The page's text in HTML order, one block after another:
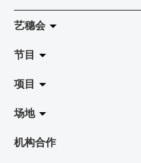
艺穗会
关于艺穗会
艺穗会的演化
使命与宗旨
艺穗会架构
节目
拉阔
展览
演出
项目
Jazz-Go-Central, Jazz-Go-Fringe
LPL
场地
陈丽玲划廊
机构合作